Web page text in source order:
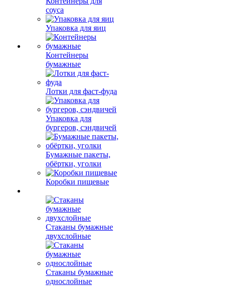
соуса
Упаковка для яиц
Контейнеры
бумажные
Лотки для фаст-фуда
Упаковка для
бургеров, сэндвичей
Бумажные пакеты,
обёртки, уголки
Коробки пищевые
Стаканы бумажные
двухслойные
Стаканы бумажные
однослойные